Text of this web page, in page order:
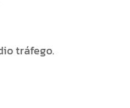
tráfego.